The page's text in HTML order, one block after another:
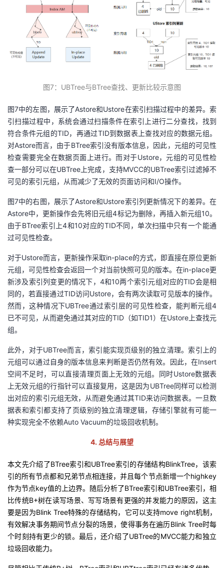
图7： UBTree与BTree查找、更新比较示意图
图7中的左图，展示了Astore和Ustore在索引扫描过程中的差异。索
引扫描过程中，系统会通过扫描条件在索引上进行二分查找，找到
符合条件元组的TID，再通过TID到数据表上查找对应的数据元组。
对Astore而言，由于BTree索引没有版本信息，因此，元组的可见性
检查需要完全在数据页面上进行。而对于Ustore，元组的可见性检
查一部分可以在UBTree上完成，支持MVCC的UBTree索引过滤掉不
可见的索引元组，从而减少了无效的页面访问和I/O操作。
图7中的右图，展示了Astore和Ustore索引列更新情况下的差异。在
Astore中，更新操作会先将旧元组4标记为删除，再插入新元组10。
由于BTree索引上4和10对应的TID不同，单次扫描中只有一个能通
过可见性检查。
对于Ustore而言，更新操作采取in-place的方式，即直接在原位更新
元组，可见性检查会返回一个对当前快照可见的版本。在in-place更
新涉及索引列变更的情况下，4和10两个索引元组对应的TID会是相
同的，若直接通过TID访问Ustore，会有两次读取可见版本的操作。
然而，这种情况下UBTree通过索引层的可见性检查，能判断元组4
已不可见，从而避免通过其对应的TID（如TID1）在Ustore上查找元
组。
此外，对于UBTree而言，索引能实现页级别的独立清理。索引上的
元组可以通过自身的版本信息来判断是否仍然有效。因此，在Insert
空间不足时，可以直接清理页面上无效的元组。同时Ustore数据表
上无效元组的行指针可以直接复用，这是因为UBTree同样可以检测
出对应的索引元组无效，从而避免通过其TID来访问数据表。一旦数
据表和索引都支持了页级别的独立清理逻辑，存储引擎就有可能一
种实现完全不依赖Auto Vacuum的垃圾回收机制。
4. 总结与展望
本文先介绍了BTree索引和UBTree索引的存储结构BlinkTree， 该索
引的所有节点都和兄弟节点相连接，并且每个节点新增一个highkey
作为节点key值的上边界。 随后分析了BTree索引和UBTree索引， 相
比传统B+树在读写场景、写写场景有更强的并发能力的原因，这主
要是因为Blink Tree特殊的存储结构， 它可以支持move right机制，
有效解决事务期间节点分裂的场景，使得事务在遍历Blink Tree时每
个时刻持有更少的锁。 最后， 还介绍了UBTree的MVCC能力和独立
垃圾回收能力。